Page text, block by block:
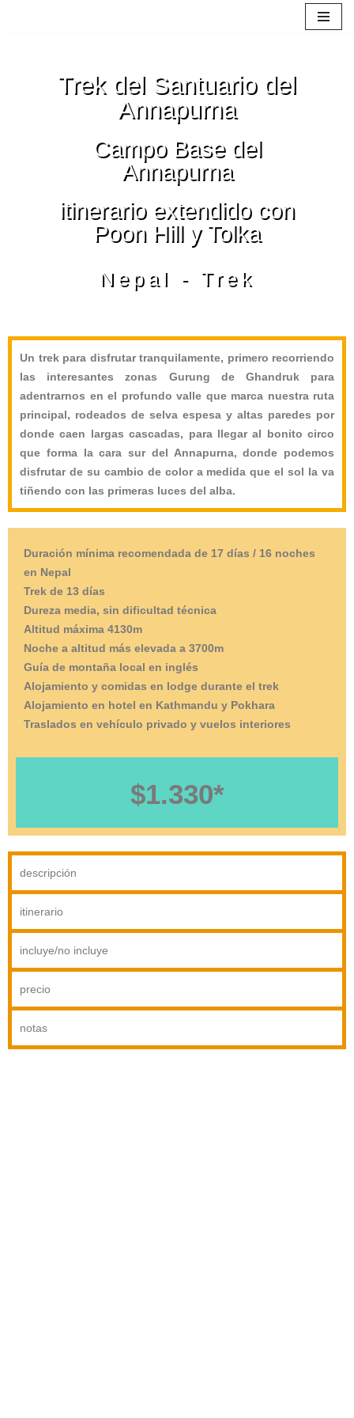
contenidoTrek del Santuario del
Annapurna
Campo Base del
Annapurna
itinerario extendido con
Poon Hill y Tolka
Nepal - Trek
Un trek para disfrutar tranquilamente, primero recorriendo
las interesantes zonas Gurung de Ghandruk para
adentrarnos en el profundo valle que marca nuestra ruta
principal, rodeados de selva espesa y altas paredes por
donde caen largas cascadas, para llegar al bonito circo
que forma la cara sur del Annapurna, donde podemos
disfrutar de su cambio de color a medida que el sol la va
tiñendo con las primeras luces del alba.
Duración mínima recomendada de 17 días / 16 noches
en Nepal
Trek de 13 días
Dureza media, sin dificultad técnica
Altitud máxima 4130m
Noche a altitud más elevada a 3700m
Guía de montaña local en inglés
Alojamiento y comidas en lodge durante el trek
Alojamiento en hotel en Kathmandu y Pokhara
Traslados en vehículo privado y vuelos interiores
$1.330*
descripción
itinerario
incluye/no incluye
precio
notas